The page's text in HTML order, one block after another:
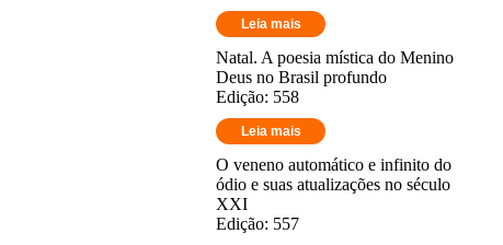
Leia mais
Natal. A poesia mística do Menino
Deus no Brasil profundo
Edição: 558
Leia mais
O veneno automático e infinito do
ódio e suas atualizações no século
XXI
Edição: 557